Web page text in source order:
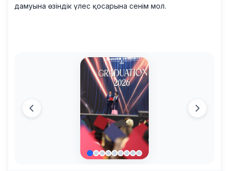
дамуына өзіндік үлес қосарына сенім мол.